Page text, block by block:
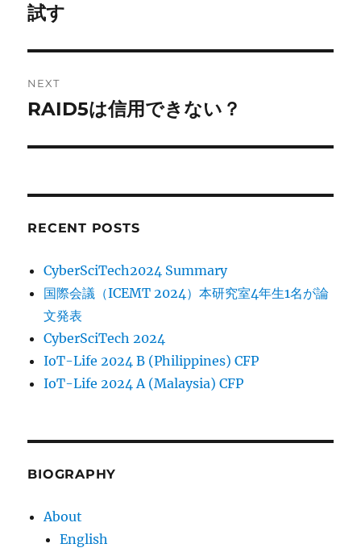
post:
試す
NEXT
Next
RAID5は信用できない？
RECENT POSTS
CyberSciTech2024 Summary
国際会議（ICEMT 2024）本研究室4年生1名が論
文発表
CyberSciTech 2024
IoT-Life 2024 B (Philippines) CFP
IoT-Life 2024 A (Malaysia) CFP
BIOGRAPHY
About
English